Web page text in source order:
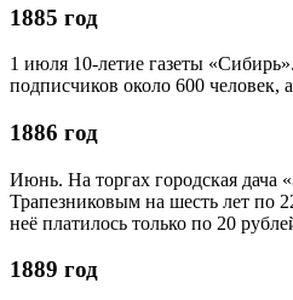
1885 год
1 июля 10-летие газеты
подписчиков около 600 человек,
1886 год
Июнь. На торгах городская дача
Трапезниковым на шесть лет по
неё платилось только по 20
1889 год